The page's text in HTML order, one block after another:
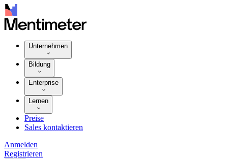
Unternehmen
Bildung
Enterprise
Lernen
Preise
Sales kontaktieren
Anmelden
Registrieren